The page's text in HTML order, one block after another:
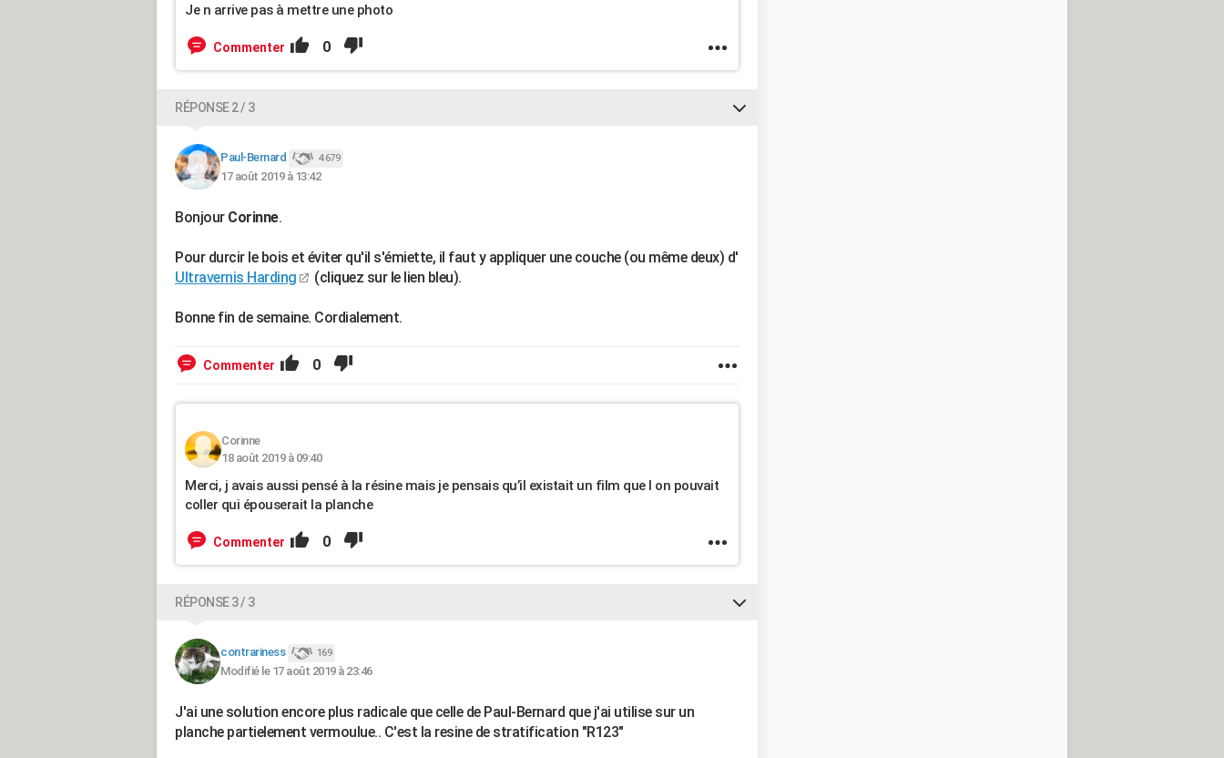
Je n arrive pas à mettre une photo
Commenter 0
RÉPONSE 2 / 3
Paul-Bernard 4 679
17 août 2019 à 13:42
Bonjour Corinne.
Pour durcir le bois et éviter qu'il s'émiette, il faut y appliquer une couche (ou même deux) d'
Ultravernis Harding
(cliquez sur le lien bleu).
Bonne fin de semaine. Cordialement.
Commenter 0
Corinne
18 août 2019 à 09:40
Merci, j avais aussi pensé à la résine mais je pensais qu’il existait un film que l on pouvait
coller qui épouserait la planche
Commenter 0
RÉPONSE 3 / 3
contrariness 169
Modifié le 17 août 2019 à 23:46
J'ai une solution encore plus radicale que celle de Paul-Bernard que j'ai utilise sur un
planche partielement vermoulue.. C'est la resine de stratification "R123"